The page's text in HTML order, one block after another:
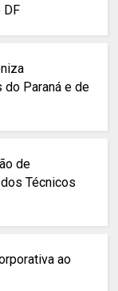
DF
Paraná e de
de
Técnicos
ao